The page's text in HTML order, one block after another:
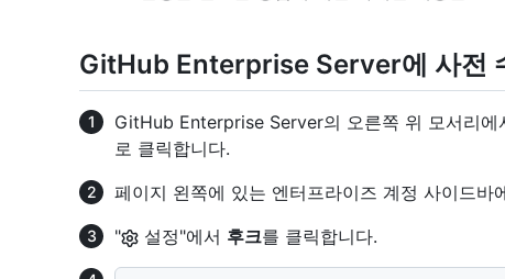
GitHub Enterprise Server에 사전
GitHub Enterprise Server의 오른쪽 위 모서리에
로 클릭합니다.
페이지 왼쪽에 있는 엔터프라이즈 계정 사이드바
"
설정"에서 후크를 클릭합니다.